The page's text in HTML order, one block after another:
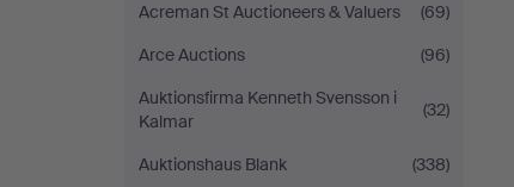
Acreman St Auctioneers & Valuers
(69)
Arce Auctions
(96)
Auktionsfirma Kenneth Svensson i
Kalmar
(32)
Auktionshaus Blank
(338)